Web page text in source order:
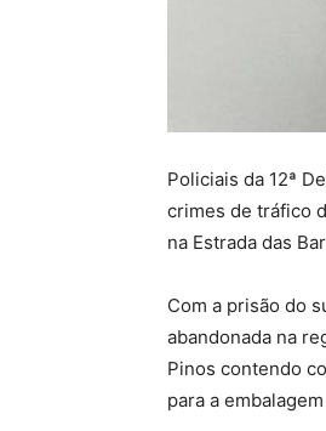
Policiais da 12ª
crimes de tráfico
na Estrada das
Com a prisão do
abandonada na
Pinos contendo
para a